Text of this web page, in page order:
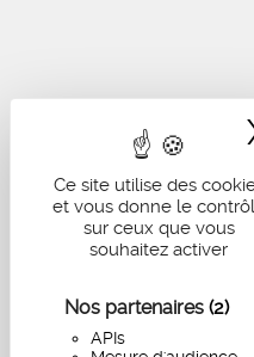
Ce site utilise des
et vous donne le
sur ceux que vous
souhaitez activer
Nos partenaires (2)
APIs
IA Recrutement
27 Avenue de